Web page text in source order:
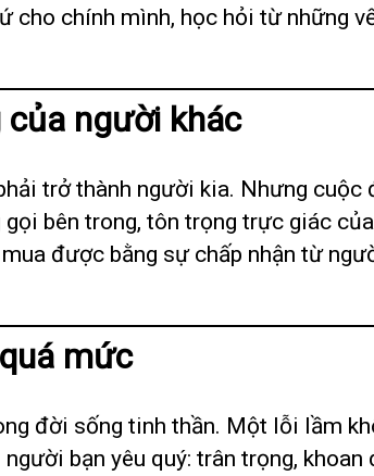
cho chính mình, học hỏi từ những
của người khác
trở thành người kia. Nhưng
bên trong, tôn trọng trực giác
được bằng sự chấp nhận từ
mức
đời sống tinh thần. Một lỗi lầm
bạn yêu quý: trân trọng,